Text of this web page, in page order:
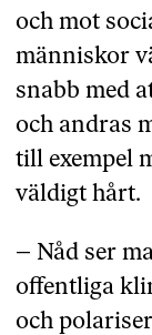
och mot
människor
snabb med
och andras
till exempel
väldigt hårt.
– Nåd ser
offentliga
och